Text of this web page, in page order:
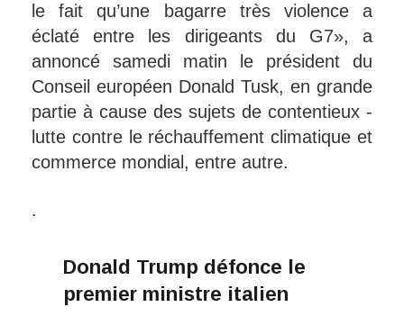
le fait qu’une bagarre très violence a
éclaté entre les dirigeants du G7», a
annoncé samedi matin le président du
Conseil européen Donald Tusk, en grande
partie à cause des sujets de contentieux -
lutte contre le réchauffement climatique et
commerce mondial, entre autre.
.
Donald Trump défonce le
premier ministre italien